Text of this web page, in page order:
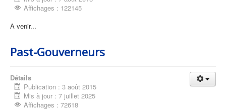
Affichages : 122145
A venir...
Past-Gouverneurs
Détails
Publication : 3 août 2015
Mis à jour : 7 juillet 2025
Affichages : 72618